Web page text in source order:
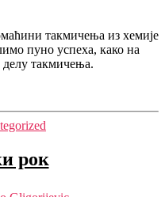
такмичења из хемије
пуно успеха, како на
делу такмичења.
рок